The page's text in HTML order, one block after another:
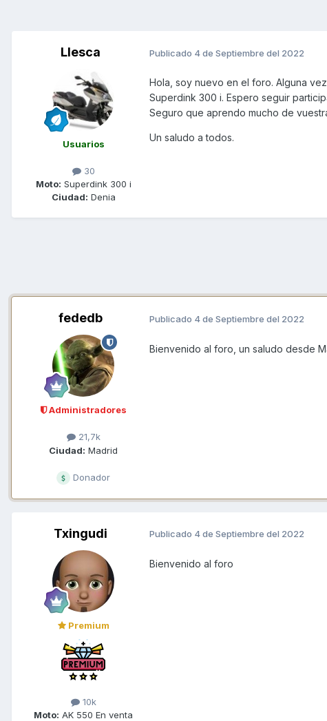
Llesca
Usuarios
30
Moto: Superdink 300 i
Ciudad: Denia
Publicado 4 de Septiembre del 2022
Hola, soy nuevo en el foro. Alguna
Superdink 300 i. Espero seguir
Seguro que aprendo mucho de
Un saludo a todos.
fededb
Administradores
21,7k
Ciudad: Madrid
Donador
Publicado 4 de Septiembre del 2022
Bienvenido al foro, un saludo desde
Txingudi
Premium
10k
Moto: AK 550 En venta
Publicado 4 de Septiembre del 2022
Bienvenido al foro